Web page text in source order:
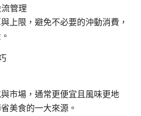
管理
上限，避免不必要的沖動消費，
市場，通常更便宜且風味更地
美食的一大來源。